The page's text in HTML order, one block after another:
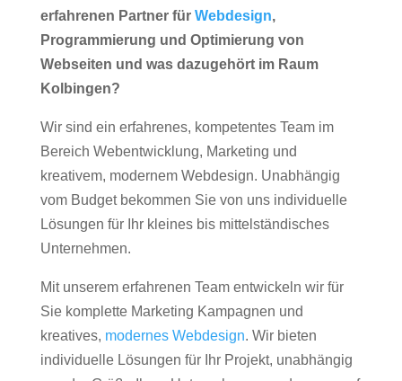
erfahrenen Partner für Webdesign,
Programmierung und Optimierung von
Webseiten und was dazugehört im Raum
Kolbingen?
Wir sind ein erfahrenes, kompetentes Team im
Bereich Webentwicklung, Marketing und
kreativem, modernem Webdesign. Unabhängig
vom Budget bekommen Sie von uns individuelle
Lösungen für Ihr kleines bis mittelständisches
Unternehmen.
Mit unserem erfahrenen Team entwickeln wir für
Sie komplette Marketing Kampagnen und
kreatives, modernes Webdesign. Wir bieten
individuelle Lösungen für Ihr Projekt, unabhängig